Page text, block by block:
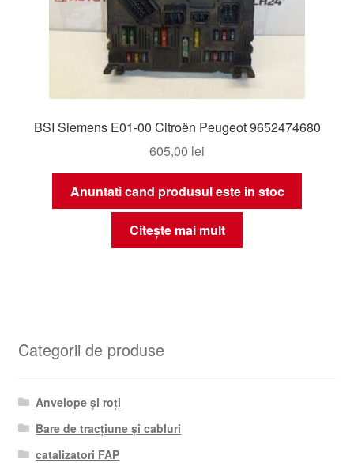
BSI Siemens E01-00 Citroën Peugeot 9652474680
605,00 lei
Anuntati cand produsul este in stoc
Citește mai mult
Categorii de produse
Anvelope și roți
Bare de tracțiune și cabluri
catalizatori FAP